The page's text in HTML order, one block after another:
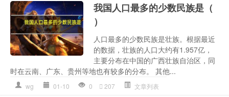
我国人口最多的少数民族是（
）
人口最多的少数民族是壮族。根据最近
的数据，壮族的人口大约有1.957亿，
主要分布在中国的广西壮族自治区，同
时在云南、广东、贵州等地也有较多的分布。 其他...
wg 01-10 0 207 文章列表